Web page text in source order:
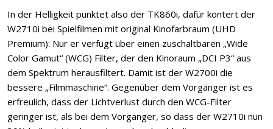
In der Helligkeit punktet also der TK860i, dafür kontert der
W2710i bei Spielfilmen mit original Kinofarbraum (UHD
Premium): Nur er verfügt über einen zuschaltbaren „Wide
Color Gamut“ (WCG) Filter, der den Kinoraum „DCI P3“ aus
dem Spektrum herausfiltert. Damit ist der W2700i die
bessere „Filmmaschine“. Gegenüber dem Vorgänger ist es
erfreulich, dass der Lichtverlust durch den WCG-Filter
geringer ist, als bei dem Vorgänger, so dass der W2710i nun